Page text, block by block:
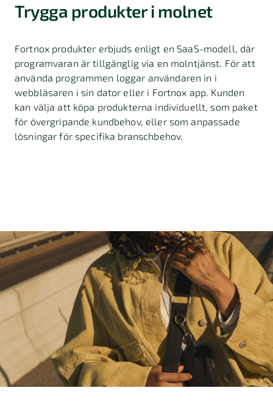
Trygga produkter i molnet
Fortnox produkter erbjuds enligt en SaaS-modell, där
programvaran är tillgänglig via en molntjänst. För att
använda programmen loggar användaren in i
webbläsaren i sin dator eller i Fortnox app. Kunden
kan välja att köpa produkterna individuellt, som paket
för övergripande kundbehov, eller som anpassade
lösningar för specifika branschbehov.